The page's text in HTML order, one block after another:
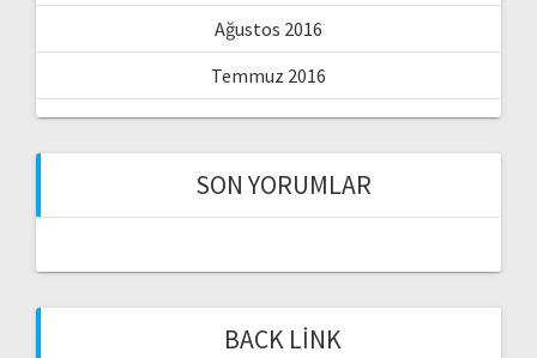
Ağustos 2016
Temmuz 2016
SON YORUMLAR
BACK LINK